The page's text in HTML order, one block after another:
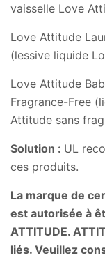
vaisselle Love
Love Attitude
(lessive liquide
Love Attitude
Fragrance-Free
Attitude sans
Solution : UL
ces produits.
La marque de
est autorisée à
ATTITUDE.
liés. Veuillez